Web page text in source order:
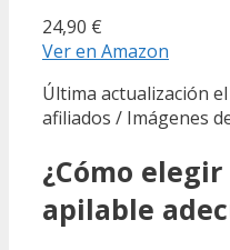
24,90 €
Ver en Amazon
Última actualización
afiliados / Imágenes
¿Cómo
apilable